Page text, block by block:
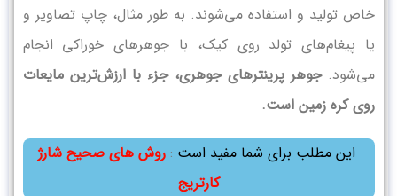
خاص تولید و استفاده می‌شوند. به طور مثال، چاپ تصاویر و
یا پیغام‌های تولد روی کیک، با جوهرهای خوراکی انجام
می‌شود. جوهر پرینترهای جوهری، جزء با ارزش‌ترین مایعات
روی کره زمین است.
این مطلب برای شما مفید است : روش های صحیح شارژ
کارتریج